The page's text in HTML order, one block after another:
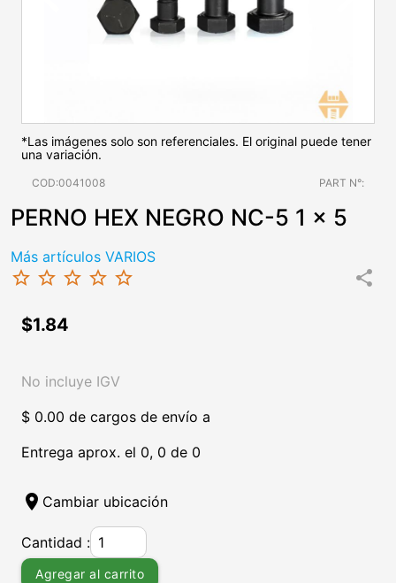
*Las imágenes solo son referenciales. El original puede tener
una variación.
COD:0041008 PART N°:
PERNO HEX NEGRO NC-5 1 x 5
Más artículos VARIOS
star_border star_border star_border star_border star_border share
$1.84
No incluye IGV
$ 0.00 de cargos de envío a
Entrega aprox. el 0, 0 de 0
location_on Cambiar ubicación
Cantidad :
Agregar al carrito